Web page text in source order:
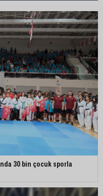
evinde silah çeken kişi gözaltına
implant uyarısı: “Sigara
iş yerinde esrarengiz olay: 2
Dr. Müzeyyen Şevkin:
30 bin çocuk sporla